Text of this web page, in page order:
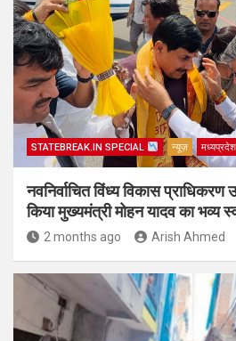
STATEBREAK.IN SPECIAL न्यूज़
नवनिर्वाचित विंध्य विकास प्राधिकरण
किया मुख्यमंत्री मोहन यादव का भव्य
2 months ago Arish Ahmed